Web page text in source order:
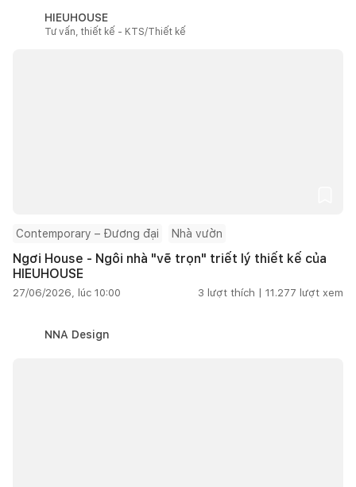
HIEUHOUSE
Tư vấn, thiết kế - KTS/Thiết kế
Contemporary – Đương đại Nhà vườn
Ngơi House - Ngôi nhà "vẽ trọn" triết lý thiết kế của
HIEUHOUSE
27/06/2026, lúc 10:00 3 lượt thích | 11.277 lượt xem
NNA Design